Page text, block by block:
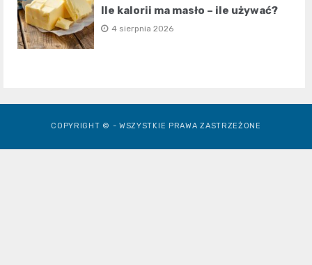
Ile kalorii ma masło – ile używać?
4 sierpnia 2026
COPYRIGHT © - WSZYSTKIE PRAWA ZASTRZEŻONE